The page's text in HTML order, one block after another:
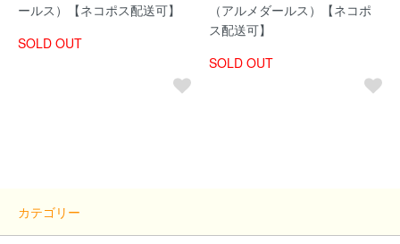
ールス）【ネコポス配送可】
SOLD OUT
（アルメダールス）【ネコポ
ス配送可】
SOLD OUT
カテゴリー